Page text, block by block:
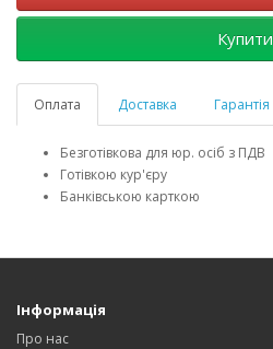
Купити
Оплата Доставка Гарантія
Безготівкова для юр. осіб з ПДВ
Готівкою кур'єру
Банківською карткою
Інформація
Про нас